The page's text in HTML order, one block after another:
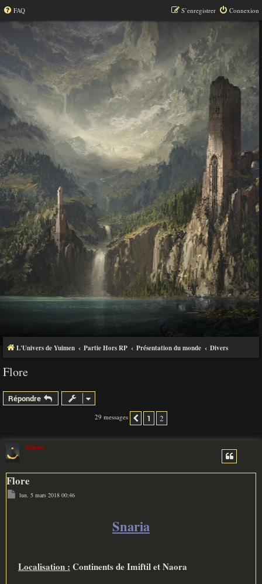
FAQ Connexion
S’enregistrer
L'Univers de Yuimen Partie Hors RP Présentation du monde Divers
Flore
Répondre
29 messages Précédente
1 2
Yuimen
Flore
M
e
lun. 5 mars 2018 00:46
Snaria
Localisation : Continents de Imiftil et Naora